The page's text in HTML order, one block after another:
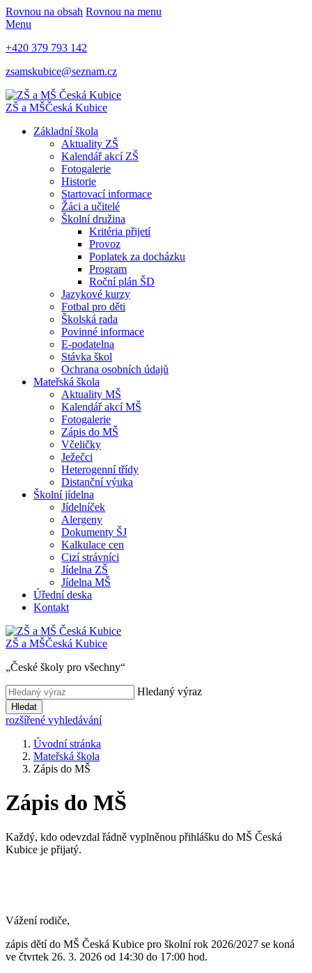
Rovnou na obsah Rovnou na menu
Menu
+420 379 793 142
zsamskubice@seznam.cz
ZŠ a MŠČeská Kubice
Základní škola
Aktuality ZŠ
Kalendář akcí ZŠ
Fotogalerie
Historie
Startovací informace
Žáci a učitelé
Školní družina
Kritéria přijetí
Provoz
Poplatek za docházku
Program
Roční plán ŠD
Jazykové kurzy
Fotbal pro děti
Školská rada
Povinné informace
E-podatelna
Stávka škol
Ochrana osobních údajů
Mateřská škola
Aktuality MŠ
Kalendář akcí MŠ
Fotogalerie
Zápis do MŠ
Včeličky
Ježečci
Heterogenní třídy
Distanční výuka
Školní jídelna
Jídelníček
Alergeny
Dokumenty ŠJ
Kalkulace cen
Cizí strávníci
Jídelna ZŠ
Jídelna MŠ
Úřední deska
Kontakt
ZŠ a MŠČeská Kubice
„České školy pro všechny“
Hledaný výraz
Hledat
rozšířené vyhledávání
Úvodní stránka
Mateřská škola
Zápis do MŠ
Zápis do MŠ
Každý, kdo odevzdal řádně vyplněnou přihlášku do MŠ Česká
Kubice je přijatý.
Vážení rodiče,
zápis dětí do MŠ Česká Kubice pro školní rok 2026/2027 se koná
ve čtvrtek 26. 3. 2026 od 14:30 do 17:00 hod.